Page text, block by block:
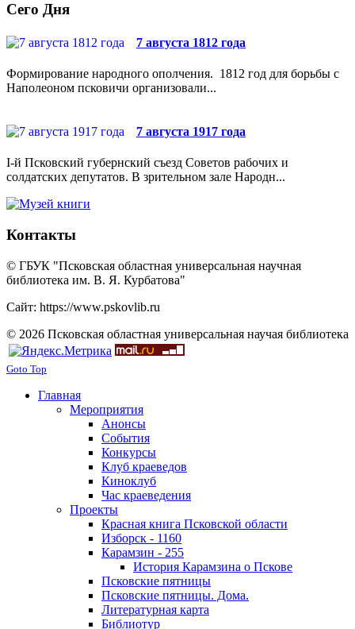
Сего Дня
7 августа 1812 года
Формирование народного ополчения. 1812 год для борьбы с
Наполеоном псковичи организовали...
7 августа 1917 года
I-й Псковский губернский съезд Советов рабочих и
солдатских депутатов. В зрительном зале Народн...
Контакты
© ГБУК "Псковская областная универсальная научная
библиотека им. В. Я. Курбатова"
Сайт: https://www.pskovlib.ru
© 2026 Псковская областная универсальная научая библиотека
Goto Top
Главная
Мероприятия
Анонсы
События
Конкурсы
Клуб краеведов
Киноклуб
Час краеведения
Проекты
Красная книга Псковской области
Изборск - 1160
Карамзин - 255
История Карамзина о Пскове
Псковские пятницы
Псковские пятницы. Дома.
Литературная карта
Библиотур